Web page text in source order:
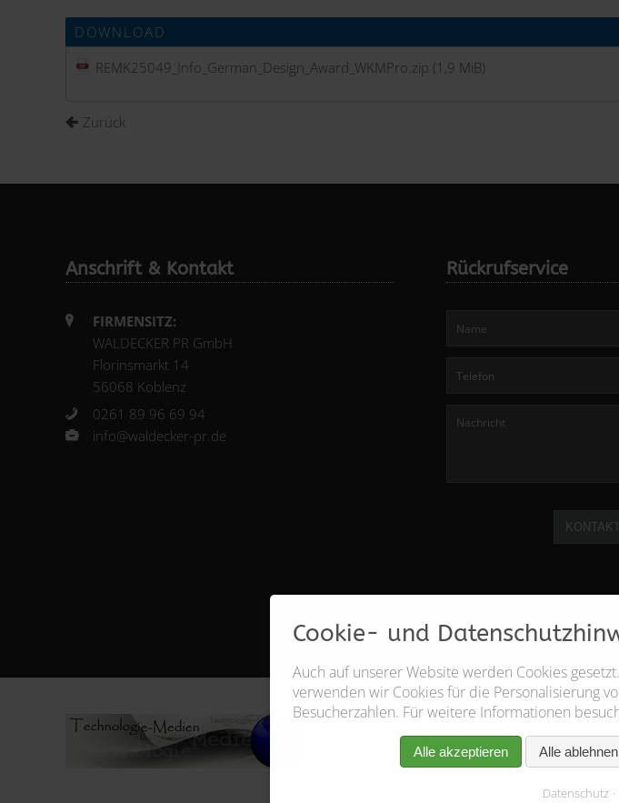
DOWNLOAD
REMK25049_Info_German_Design_Award_WKMPro.zip (1,9 MiB)
Zurück
Anschrift & Kontakt
FIRMENSITZ:
WALDECKER PR GmbH
Florinsmarkt 14
56068 Koblenz
0261 89 96 69 94
info@waldecker-pr.de
Rückrufservice
Cookie- und
Auch auf unserer Website werden Cookies
verwenden wir Cookies für die Personalisierung
Besucherzahlen. Für weitere Informationen
Alle akzeptieren Alle ablehnen
Datenschutz